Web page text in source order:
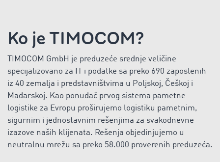
Ko je TIMOCOM?
TIMOCOM GmbH je preduzeće srednje veličine
specijalizovano za IT i podatke sa preko 690 zaposlenih
iz 40 zemalja i predstavništvima u Poljskoj, Češkoj i
Mađarskoj. Kao ponuđač prvog sistema pametne
logistike za Evropu proširujemo logistiku pametnim,
sigurnim i jednostavnim rešenjima za svakodnevne
izazove naših klijenata. Rešenja objedinjujemo u
neutralnu mrežu sa preko 58.000 proverenih preduzeća.